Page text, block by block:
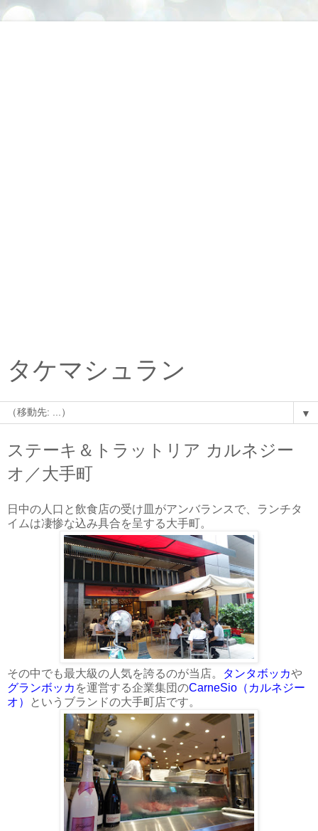
タケマシュラン
▼
ステーキ＆トラットリア カルネジー
オ／大手町
日中の人口と飲食店の受け皿がアンバランスで、ランチタ
イムは凄惨な込み具合を呈する大手町。
その中でも最大級の人気を誇るのが当店。 タンタボッカや
グランボッカ を運営する企業集団のCarneSio（カルネジー
オ）
というブランドの大手町店です。